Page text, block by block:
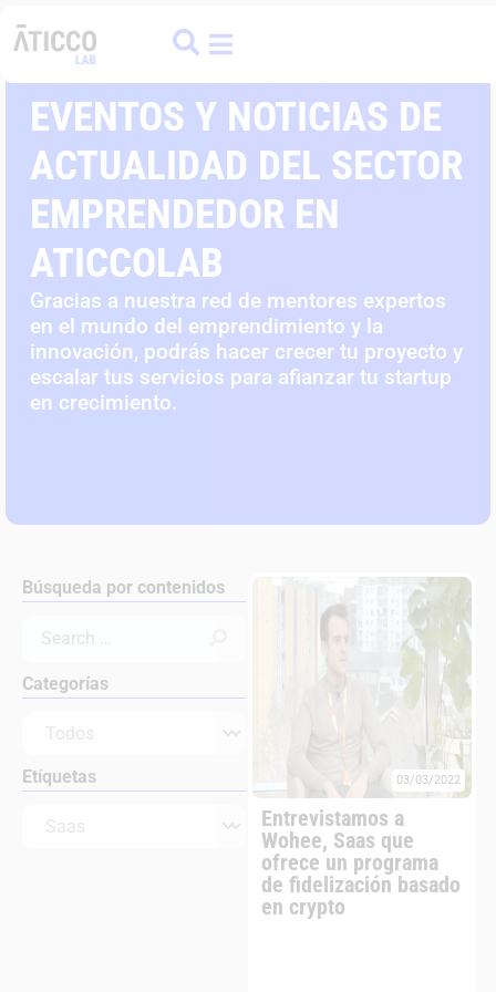
EVENTOS Y NOTICIAS DE
ACTUALIDAD DEL SECTOR
EMPRENDEDOR EN
ATICCOLAB
Gracias a nuestra red de mentores expertos
en el mundo del emprendimiento y la
innovación, podrás hacer crecer tu proyecto y
escalar tus servicios para afianzar tu startup
en crecimiento.
Búsqueda por contenidos
Categorías
Etíquetas 03/03/2022
Entrevistamos a
Wohee, Saas que
ofrece un programa
de fidelización basado
en crypto